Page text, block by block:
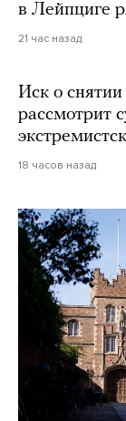
в Лейпциге
21 час назад
Иск о
рассмотрит
18 часов назад